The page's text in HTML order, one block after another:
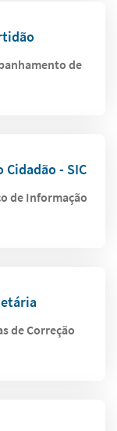
de
- SIC
de Informação
de Correção